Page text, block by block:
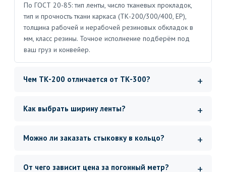
По ГОСТ 20-85: тип ленты, число тканевых прокладок,
тип и прочность ткани каркаса (ТК-200/300/400, ЕР),
толщина рабочей и нерабочей резиновых обкладок в
мм, класс резины. Точное исполнение подберём под
ваш груз и конвейер.
Чем ТК-200 отличается от ТК-300?
Как выбрать ширину ленты?
Можно ли заказать стыковку в кольцо?
От чего зависит цена за погонный метр?